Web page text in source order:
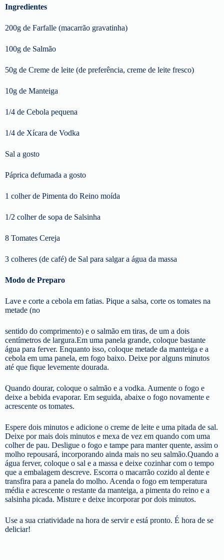
Ingredientes
200g de Farfalle (macarrão gravatinha)
100g de Salmão
50g de Creme de leite (de preferência, creme de leite fresco)
10g de Manteiga
1/4 de Cebola pequena
1/4 de Xícara de Vodka
Sal a gosto
Páprica defumada a gosto
1 colher de Pimenta do Reino moída
1/2 colher de sopa de Salsinha
8 Tomates Cereja
3 colheres (de café) de Sal para salgar a água da massa
Modo de Preparo
Lave e corte a cebola em fatias. Pique a salsa, corte os tomates na
metade (no
sentido do comprimento) e o salmão em tiras, de um a dois
centímetros de largura.Em uma panela grande, coloque bastante
água para ferver. Enquanto isso, coloque metade da manteiga e a
cebola em uma panela, em fogo baixo. Deixe por alguns minutos
até que fique levemente dourada.
Quando dourar, coloque o salmão e a vodka. Aumente o fogo e
deixe a bebida evaporar. Em seguida, abaixe o fogo novamente e
acrescente os tomates.
Espere dois minutos e adicione o creme de leite e uma pitada de sal.
Deixe por mais dois minutos e mexa de vez em quando com uma
colher de pau. Desligue o fogo e tampe para manter quente, assim o
molho repousará, incorporando ainda mais no seu salmão.Quando a
água ferver, coloque o sal e a massa e deixe cozinhar com o tempo
que a embalagem descreve. Escorra o macarrão cozido al dente e
transfira para a panela do molho. Acenda o fogo em temperatura
média e acrescente o restante da manteiga, a pimenta do reino e a
salsinha picada. Misture e deixe incorporar por dois minutos.
Use a sua criatividade na hora de servir e está pronto. É hora de se
deliciar!